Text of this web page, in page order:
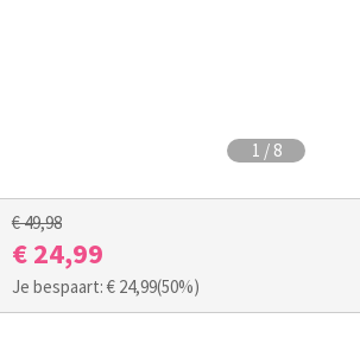
1 / 8
€ 49,98
€ 24,99
Je bespaart: € 24,99(50%)